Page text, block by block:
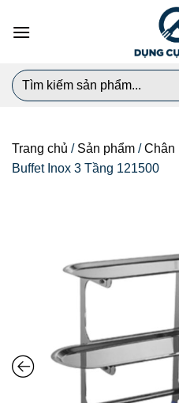
đến
dung
Search
for:
Trang chủ / Sản phẩm /Chân
Buffet Inox 3 Tầng 121500